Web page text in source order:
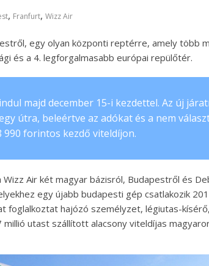
, Franfurt, Wizz Air
egy olyan központi reptérre, amely több
és a 4. legforgalmasabb európai repülőtér.
majd december 15-i kezdettel. Az új
útra, beleértve az adókat és a nem
990 forintos kezdő viteldíjon.
Air két magyar bázisról, Budapestről és
egy újabb budapesti gép csatlakozik
foglalkoztat hajózó személyzet, légiutas-
millió utast szállított alacsony viteldíjas